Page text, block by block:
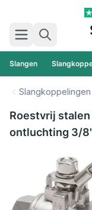
Zoek
Slangen
Slangkoppelingen
Roestvrij
ontluchting 3/